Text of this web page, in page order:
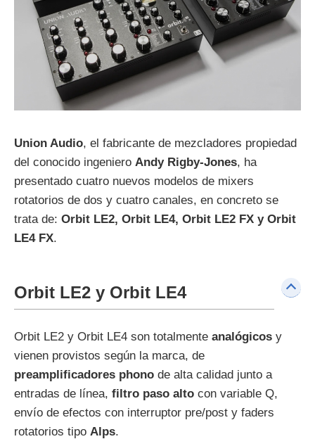
Union Audio, el fabricante de mezcladores propiedad
del conocido ingeniero Andy Rigby-Jones, ha
presentado cuatro nuevos modelos de mixers
rotatorios de dos y cuatro canales, en concreto se
trata de: Orbit LE2, Orbit LE4, Orbit LE2 FX y Orbit
LE4 FX.
Orbit LE2 y Orbit LE4
Orbit LE2 y Orbit LE4 son totalmente analógicos y
vienen provistos según la marca, de
preamplificadores phono de alta calidad junto a
entradas de línea, filtro paso alto con variable Q,
envío de efectos con interruptor pre/post y faders
rotatorios tipo Alps.